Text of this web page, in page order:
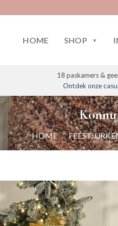
HOME SHOP
18 paskamers &
Ontdek onze
HOME /